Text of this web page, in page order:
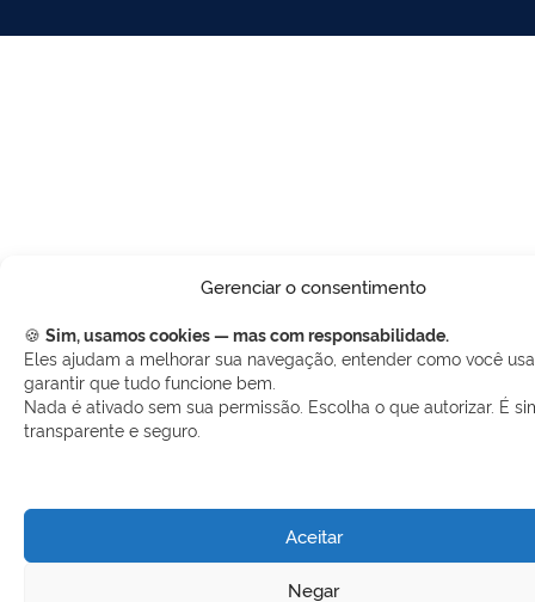
Gerenciar o consentimento
🍪 Sim, usamos cookies — mas com responsabilidade.
Eles ajudam a melhorar sua navegação, entender como você
garantir que tudo funcione bem.
Nada é ativado sem sua permissão. Escolha o que autorizar. É
transparente e seguro.
Aceitar
Negar